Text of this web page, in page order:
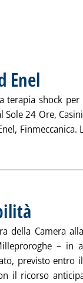
Enel
terapia shock
24 Ore,
Finmeccanica.
della Camera
– in
previsto entro
il ricorso